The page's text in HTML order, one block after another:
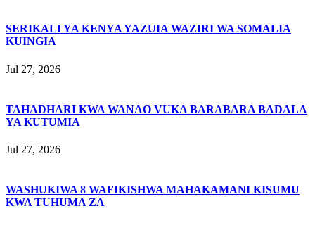
SERIKALI YA KENYA YAZUIA WAZIRI WA SOMALIA
KUINGIA
Jul 27, 2026
TAHADHARI KWA WANAO VUKA BARABARA BADALA
YA KUTUMIA
Jul 27, 2026
WASHUKIWA 8 WAFIKISHWA MAHAKAMANI KISUMU
KWA TUHUMA ZA